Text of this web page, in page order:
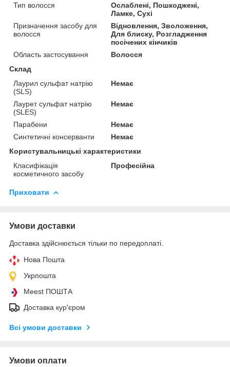
Тип волосся
Ослаблені, Пошкоджені,
Ламке, Сухі
Призначення засобу для
волосся
Відновлення, Зволоження,
Для блиску, Розгладження
посічених кінчиків
Область застосування
Волосся
Склад
Лаурил сульфат натрію
(SLS)
Немає
Лаурет сульфат натрію
(SLES)
Немає
Парабени
Немає
Синтетичні консерванти
Немає
Користувальницькі характеристики
Класифікація
косметичного засобу
Професійна
Приховати
Умови доставки
Доставка здійснюється тільки по передоплаті.
Нова Пошта
Укрпошта
Meest ПОШТА
Доставка кур'єром
Всі умови доставки
Умови оплати